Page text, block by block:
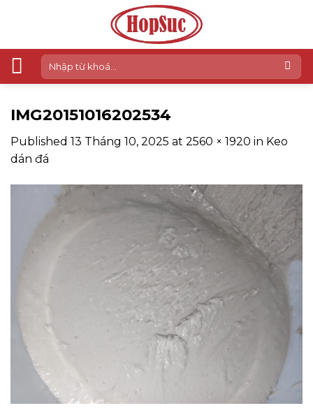
Tìm
kiếm:
IMG20151016202534
Published 13 Tháng 10, 2025 at 2560 × 1920 in Keo
dán đá